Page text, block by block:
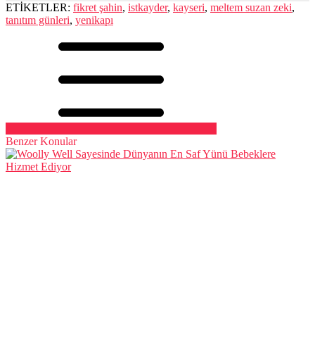
ETİKETLER: fikret şahin, istkayder, kayseri, meltem suzan zeki,
tanıtım günleri, yenikapı
Benzer Konular